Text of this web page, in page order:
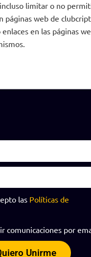
limitar o no
páginas web de
en las páginas
las Políticas de
comunicaciones por
Unirme